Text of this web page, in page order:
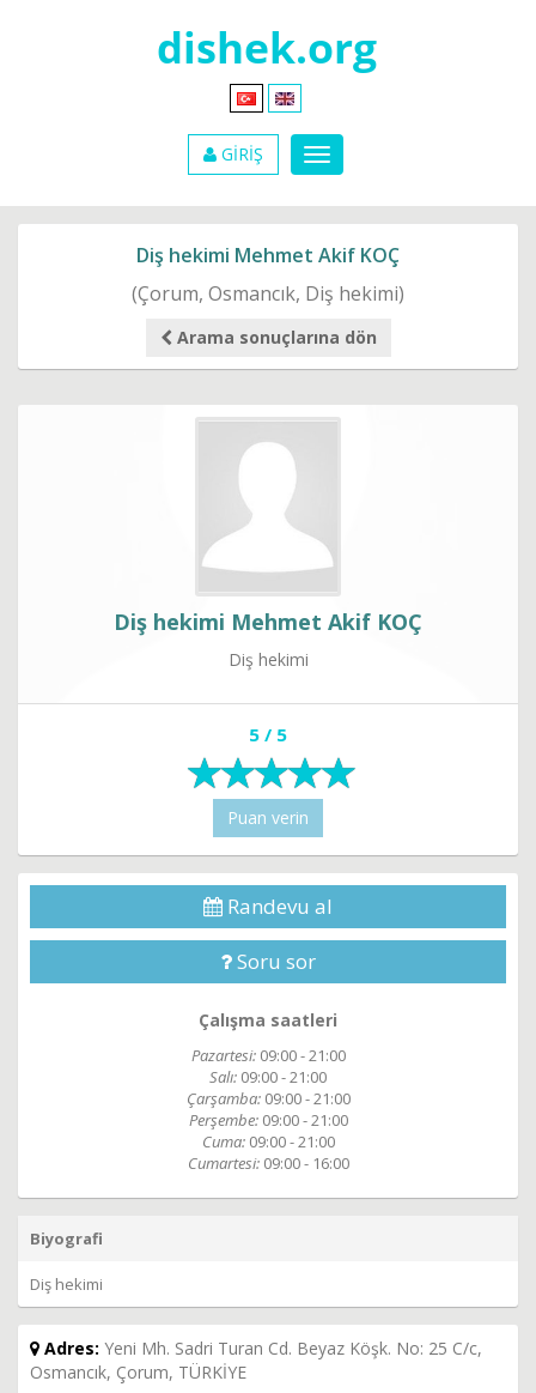
GİRİŞ
Diş hekimi Mehmet Akif KOÇ
(Çorum, Osmancık, Diş hekimi)
Arama sonuçlarına dön
Diş hekimi Mehmet Akif KOÇ
Diş hekimi
5 / 5
Puan verin
Randevu al
Soru sor
Çalışma saatleri
Pazartesi: 09:00 - 21:00
Salı: 09:00 - 21:00
Çarşamba: 09:00 - 21:00
Perşembe: 09:00 - 21:00
Cuma: 09:00 - 21:00
Cumartesi: 09:00 - 16:00
Biyografi
Diş hekimi
Adres: Yeni Mh. Sadri Turan Cd. Beyaz Köşk. No: 25 C/c,
Osmancık, Çorum, TÜRKİYE